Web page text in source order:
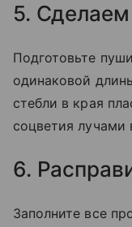
5. Сделаем
Подготовьте
одинаковой
стебли в края
соцветия лучами
6.
Заполните все